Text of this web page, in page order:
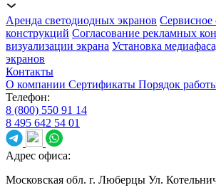
Аренда светодиодных экранов Сервисное
конструкций Согласование рекламных
визуализации экрана Установка
экранов
Контакты
О компании Сертификаты Порядок
Телефон:
8 (800) 550 91 14
8 495 642 54 01
Адрес офиса:
Московская обл. г. Люберцы Ул.